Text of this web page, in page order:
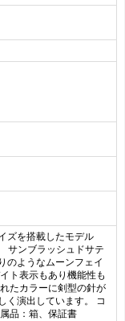
ズを搭載したモデル
サンブラッシュドサテ
のようなムーンフェイ
ト表示もあり機能性も
たカラーに剣型の針が
く演出しています。 コ
品：箱、保証書